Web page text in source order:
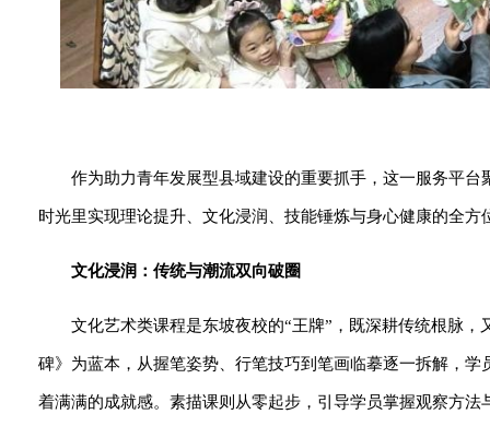
作为助力青年发展型县域建设的重要抓手，这一服务平
时光里实现理论提升、文化浸润、技能锤炼与身心健康的全
文化浸润：传统与潮流双向破圈
文化艺术类课程是东坡夜校的“王牌”，既深耕传统根脉
碑》为蓝本，从握笔姿势、行笔技巧到笔画临摹逐一拆解，
着满满的成就感。素描课则从零起步，引导学员掌握观察方